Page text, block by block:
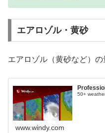
エアロゾル・黄砂
エアロゾル（黄砂など）の
50+
www.windy.com